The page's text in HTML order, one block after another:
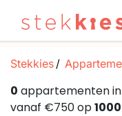
Stekkies
0 appartementen
vanaf €750 op